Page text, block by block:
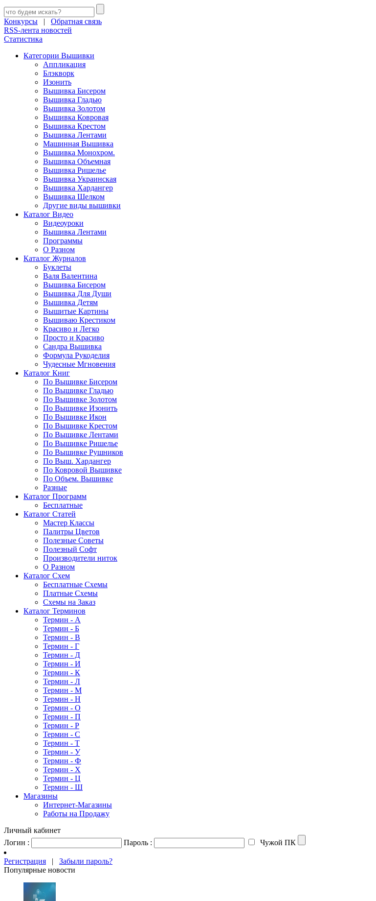
Конкурсы | Обратная связь
RSS-лента новостей
Статистика
Категории Вышивки
Аппликация
Блэкворк
Изонить
Вышивка Бисером
Вышивка Гладью
Вышивка Золотом
Вышивка Ковровая
Вышивка Крестом
Вышивка Лентами
Машинная Вышивка
Вышивка Монохром.
Вышивка Объемная
Вышивка Ришелье
Вышивка Украинская
Вышивка Хардангер
Вышивка Шелком
Другие виды вышивки
Каталог Видео
Видеоуроки
Вышивка Лентами
Программы
О Разном
Каталог Журналов
Буклеты
Валя Валентина
Вышивка Бисером
Вышивка Для Души
Вышивка Детям
Вышитые Картины
Вышиваю Крестиком
Красиво и Легко
Просто и Красиво
Сандра Вышивка
Формула Рукоделия
Чудесные Мгновения
Каталог Книг
По Вышивке Бисером
По Вышивке Гладью
По Вышивке Золотом
По Вышивке Изонить
По Вышивке Икон
По Вышивке Крестом
По Вышивке Лентами
По Вышивке Ришелье
По Вышивке Рушников
По Выш. Хардангер
По Ковровой Вышивке
По Объем. Вышивке
Разные
Каталог Программ
Бесплатные
Каталог Статей
Мастер Классы
Палитры Цветов
Полезные Советы
Полезный Софт
Производители ниток
О Разном
Каталог Схем
Бесплатные Схемы
Платные Схемы
Схемы на Заказ
Каталог Терминов
Термин - А
Термин - Б
Термин - В
Термин - Г
Термин - Д
Термин - И
Термин - К
Термин - Л
Термин - М
Термин - Н
Термин - О
Термин - П
Термин - Р
Термин - С
Термин - Т
Термин - У
Термин - Ф
Термин - Х
Термин - Ц
Термин - Ш
Магазины
Интернет-Магазины
Работы на Продажу
Личный кабинет
Логин :
Пароль : Чужой ПК
Регистрация | Забыли пароль?
Популярные новости